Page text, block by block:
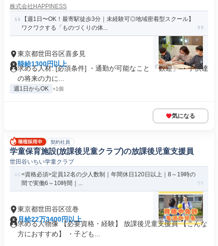
株式会社HAPPINESS
【週1日〜OK！最寄駅徒歩3分｜未経験可◎地域密着型スクール】
ワクワクする「ものづくりの体...
東京都世田谷区喜多見
時給1300円以上
求める人材: [必須条件] ・通勤が可能なこと 「歓迎」 ・子供達
の将来の力に...
週1日からOK +1個
気になる
契約社員
学童保育施設(放課後児童クラブ)の放課後児童支援員
世田谷いちい学童クラブ
<資格必須>定員12名の少人数制｜年間休日120日以上｜8～19時の
間で実働6～10時間｜...
東京都世田谷区弦巻
月給22万3400円以上
求める人物像 【必要資格・経験】 放課後児童支援員 【こんな
方におすすめ】 ・子ども...